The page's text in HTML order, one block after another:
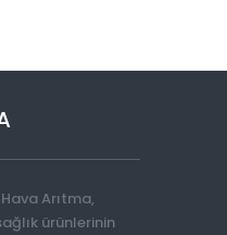
Arıtma,
ürünlerinin